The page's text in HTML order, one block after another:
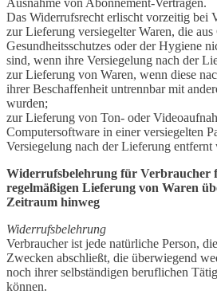
Das Widerrufsrecht erlischt vorzeitig bei
zur Lieferung versiegelter Waren, die aus
Gesundheitsschutzes oder der Hygiene
sind, wenn ihre Versiegelung nach der
zur Lieferung von Waren, wenn diese
ihrer Beschaffenheit untrennbar mit
wurden;
zur Lieferung von Ton- oder
Computersoftware in einer versiegelten
Versiegelung nach der Lieferung entfernt
Widerrufsbelehrung für Verbraucher
regelmäßigen Lieferung von Waren
Zeitraum hinweg
Widerrufsbelehrung
Verbraucher ist jede natürliche Person,
Zwecken abschließt, die überwiegend
noch ihrer selbständigen beruflichen
können.